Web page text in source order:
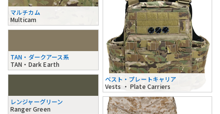
マルチカム
Multicam
TAN・ダークアース系
TAN・Dark Earth
レンジャーグリーン
Ranger Green
ベスト・プレートキャリア
Vests ・ Plate Carriers